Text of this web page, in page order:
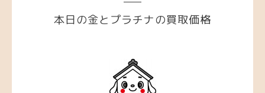
本日の金とプラチナの買取価格